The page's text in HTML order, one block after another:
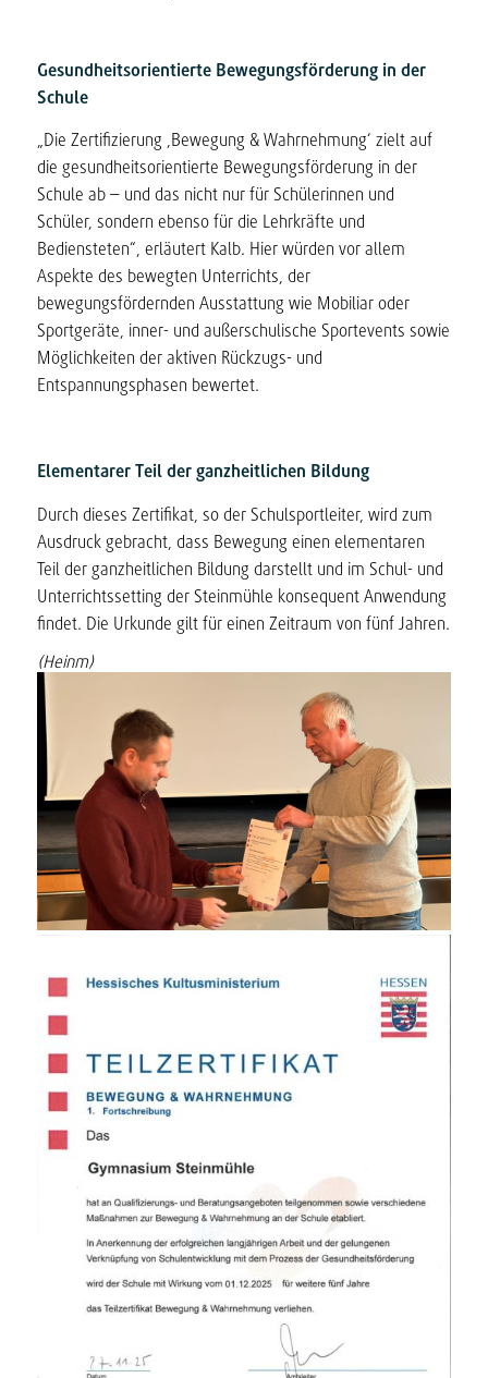
Gesundheitsorientierte Bewegungsförderung in der
Schule
„Die Zertifizierung ‚Bewegung & Wahrnehmung‘ zielt auf
die gesundheitsorientierte Bewegungsförderung in der
Schule ab – und das nicht nur für Schülerinnen und
Schüler, sondern ebenso für die Lehrkräfte und
Bediensteten“, erläutert Kalb. Hier würden vor allem
Aspekte des bewegten Unterrichts, der
bewegungsfördernden Ausstattung wie Mobiliar oder
Sportgeräte, inner- und außerschulische Sportevents sowie
Möglichkeiten der aktiven Rückzugs- und
Entspannungsphasen bewertet.
Elementarer Teil der ganzheitlichen Bildung
Durch dieses Zertifikat, so der Schulsportleiter, wird zum
Ausdruck gebracht, dass Bewegung einen elementaren
Teil der ganzheitlichen Bildung darstellt und im Schul- und
Unterrichtssetting der Steinmühle konsequent Anwendung
findet. Die Urkunde gilt für einen Zeitraum von fünf Jahren.
(Heinm)